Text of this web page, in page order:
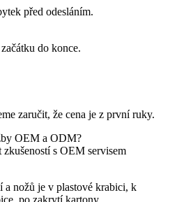
před odesláním.
do konce.
zaručit, že cena je z první ruky.
OEM a ODM?
s OEM servisem
nožů je v plastové krabici, k